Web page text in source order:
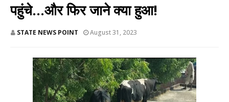
पहुंचे...और फिर जाने क्या हुआ!
STATE NEWS POINT August 31, 2023